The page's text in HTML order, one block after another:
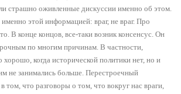
страшно оживленные дискуссии именно об этом.
этой информацией: враг, не враг. Про
В конце концов, все-таки возник консенсус. Он
по многим причинам. В частности,
когда исторической политики нет, но и
не занимались больше. Перестроечный
том, что разговоры о том, что вокруг нас враги,